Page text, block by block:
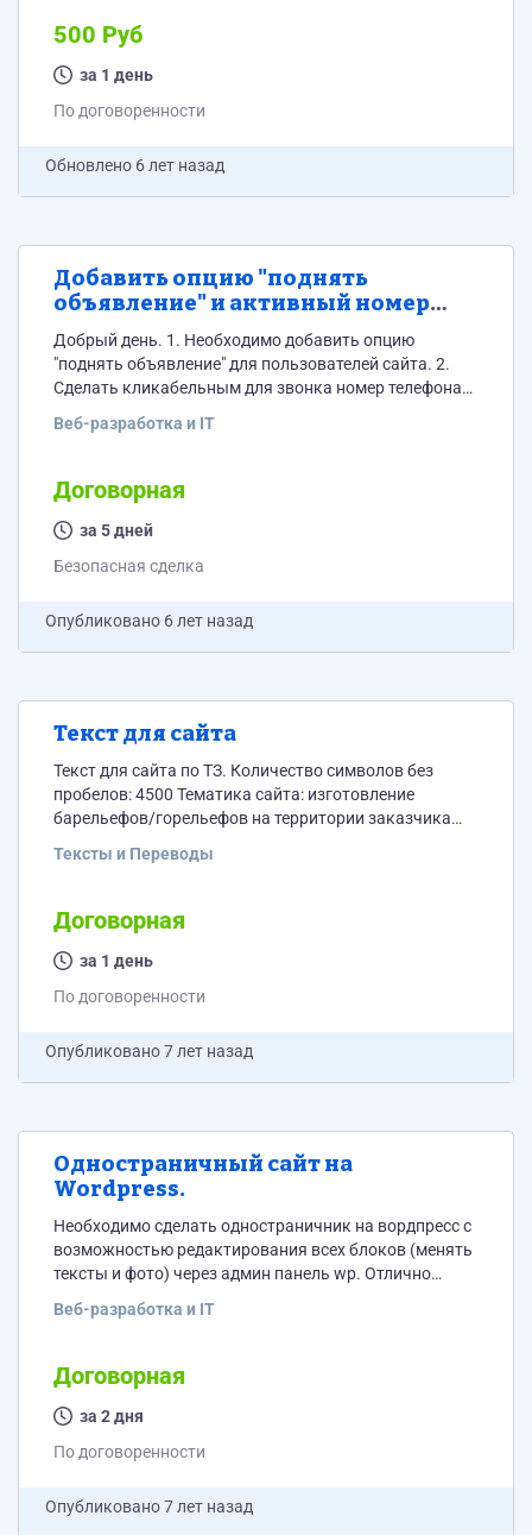
500 Руб
за 1 день
По договоренности
Обновлено 6 лет назад
Добавить опцию "поднять
объявление" и активный номер
телефона на сайт с объявлениями.
Добрый день. 1. Необходимо добавить опцию
"поднять объявление" для пользователей сайта. 2.
Сделать кликабельным для звонка номер телефона
Веб-разработка и IT
Договорная
за 5 дней
Безопасная сделка
Опубликовано 6 лет назад
Текст для сайта
Текст для сайта по ТЗ. Количество символов без
пробелов: 4500 Тематика сайта: изготовление
барельефов/горельефов на территории заказчика
Достаточно дорогой ценовой сегмент.
Тексты и Переводы
Договорная
за 1 день
По договоренности
Опубликовано7 лет назад
Одностраничный сайт на
Wordpress.
Необходимо сделать одностраничник на вордпресс с
возможностью редактирования всех блоков (менять
тексты и фото) через админ панель wp. Отлично
приложении. Цветовая гамма и шрифты нравятся тут:
Веб-разработка и IT
Договорная
за 2 дня
По договоренности
Опубликовано7 лет назад